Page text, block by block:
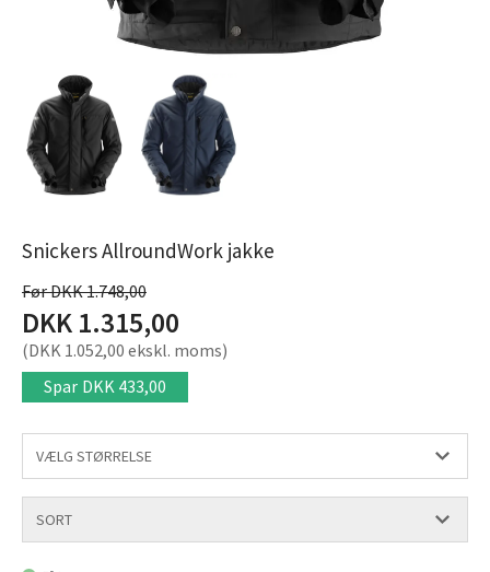
Snickers AllroundWork jakke
Før DKK 1.748,00
DKK 1.315,00
(DKK 1.052,00 ekskl. moms)
Spar DKK 433,00